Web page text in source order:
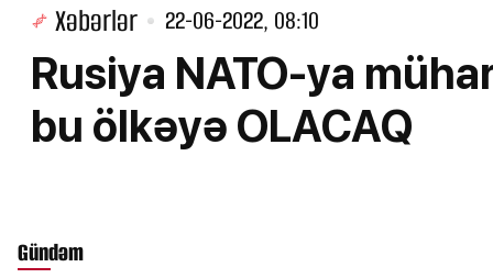
Xəbərlər 22-06-2022, 08:10
Rusiya NATO-ya
bu ölkəyə OLACAQ
Gündəm